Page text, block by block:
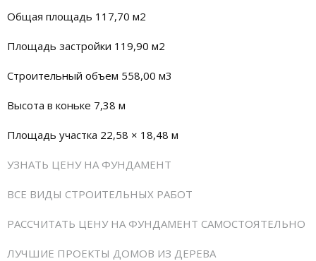
Общая площадь 117,70 м2
Площадь застройки 119,90 м2
Строительный объем 558,00 м3
Высота в коньке 7,38 м
Площадь участка 22,58 × 18,48 м
УЗНАТЬ ЦЕНУ НА ФУНДАМЕНТ
ВСЕ ВИДЫ СТРОИТЕЛЬНЫХ РАБОТ
РАССЧИТАТЬ ЦЕНУ НА ФУНДАМЕНТ САМОСТОЯТЕЛЬНО
ЛУЧШИЕ ПРОЕКТЫ ДОМОВ ИЗ ДЕРЕВА